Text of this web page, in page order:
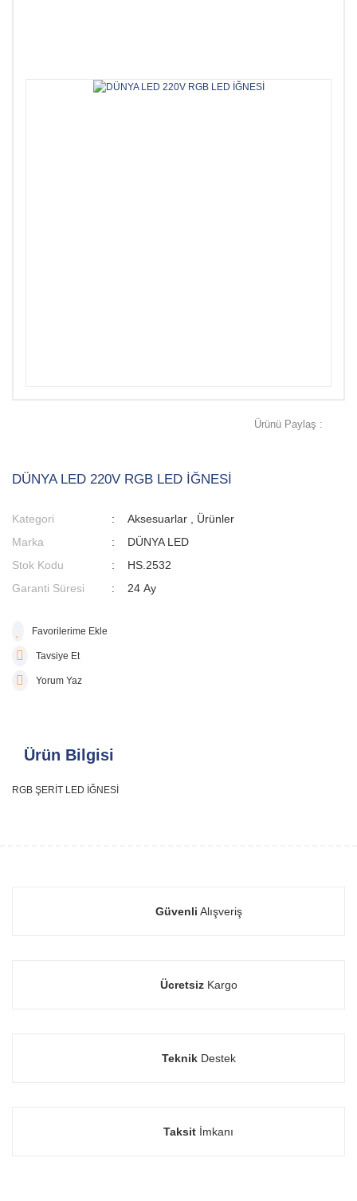
Ürünü Paylaş :
DÜNYA LED 220V RGB LED İĞNESİ
Kategori Aksesuarlar
Ürünler
Marka
DÜNYA LED
Stok Kodu
HS.2532
Garanti Süresi
24 Ay
Tavsiye Et
Yorum Yaz
Ürün Bilgisi
RGB ŞERİT LED İĞNESİ
Güvenli Alışveriş
ÜcretsizKargo
TeknikDestek
Taksit İmkanı